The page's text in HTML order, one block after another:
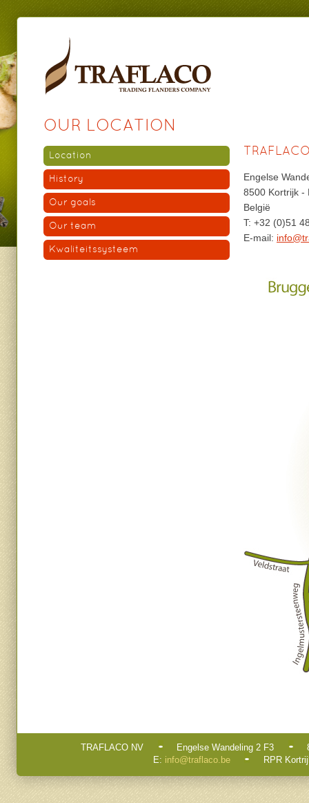
OUR LOCATION
Location
History
Our goals
Our team
Kwaliteitssysteem
Engelse
8500 Kortrijk -
België
T: +32 (0)51
E-mail:
TRAFLACO NV Engelse Wandeling 2 F3
E: info@traflaco.be RPR